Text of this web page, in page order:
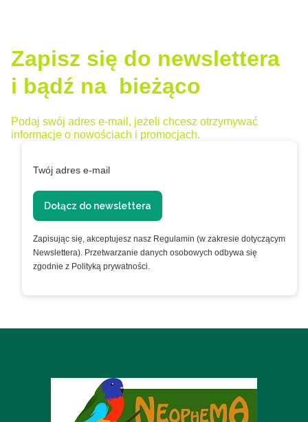
Zapisz się do newslettera
i bądź na bieżąco
Podaj swój adres e-mail, jeżeli chcesz otrzymywać
informacje o nowościach i promocjach.
Twój adres e-mail
Dołącz do newslettera
Zapisując się, akceptujesz nasz Regulamin (w zakresie dotyczącym
Newslettera). Przetwarzanie danych osobowych odbywa się
zgodnie z Polityką prywatności.